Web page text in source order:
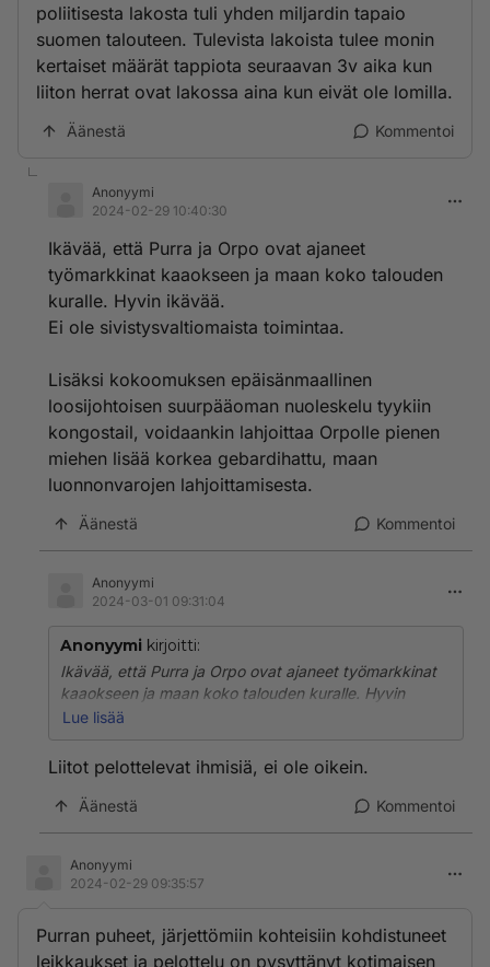
poliitisesta lakosta tuli yhden miljardin tapaio
suomen talouteen. Tulevista lakoista tulee monin
kertaiset määrät tappiota seuraavan 3v aika kun
liiton herrat ovat lakossa aina kun eivät ole lomilla.
Äänestä Kommentoi
Anonyymi
2024-02-29 10:40:30
Ikävää, että Purra ja Orpo ovat ajaneet
työmarkkinat kaaokseen ja maan koko talouden
kuralle. Hyvin ikävää.
Ei ole sivistysvaltiomaista toimintaa.
Lisäksi kokoomuksen epäisänmaallinen
loosijohtoisen suurpääoman nuoleskelu tyykiin
kongostail, voidaankin lahjoittaa Orpolle pienen
miehen lisää korkea gebardihattu, maan
luonnonvarojen lahjoittamisesta.
Äänestä Kommentoi
Anonyymi
2024-03-01 09:31:04
Anonyymi kirjoitti:
Ikävää, että Purra ja Orpo ovat ajaneet työmarkkinat
kaaokseen ja maan koko talouden kuralle. Hyvin
ikävää.
Lisäksi kokoomuksen epäisänmaallinen loosijohtoisen
suurpääoman nuoleskelu tyykiin kongostail,
lahjoittamisesta.
Lue lisää
Liitot pelottelevat ihmisiä, ei ole oikein.
Äänestä Kommentoi
Anonyymi
2024-02-29 09:35:57
Purran puheet, järjettömiin kohteisiin kohdistuneet
leikkaukset ja pelottelu on pysyttänyt kotimaisen